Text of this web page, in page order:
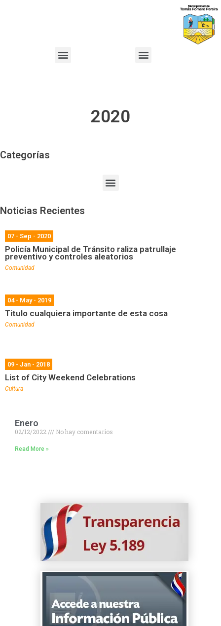
2020
Categorías
Noticias Recientes
07 - Sep - 2020
Policía Municipal de Tránsito raliza patrullaje
preventivo y controles aleatorios
Comunidad
04 - May - 2019
Titulo cualquiera importante de esta cosa
Comunidad
09 - Jan - 2018
List of City Weekend Celebrations
Cultura
Enero
02/12/2022 No hay comentarios
Read More »